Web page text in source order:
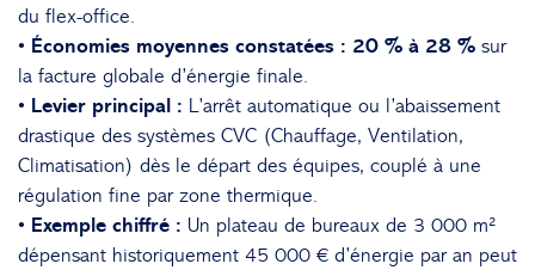
du flex-office.
• Économies moyennes constatées : 20 % à 28 % sur
la facture globale d’énergie finale.
• Levier principal : L’arrêt automatique ou l’abaissement
drastique des systèmes CVC (Chauffage, Ventilation,
Climatisation) dès le départ des équipes, couplé à une
régulation fine par zone thermique.
• Exemple chiffré : Un plateau de bureaux de 3 000 m²
dépensant historiquement 45 000 € d’énergie par an peut